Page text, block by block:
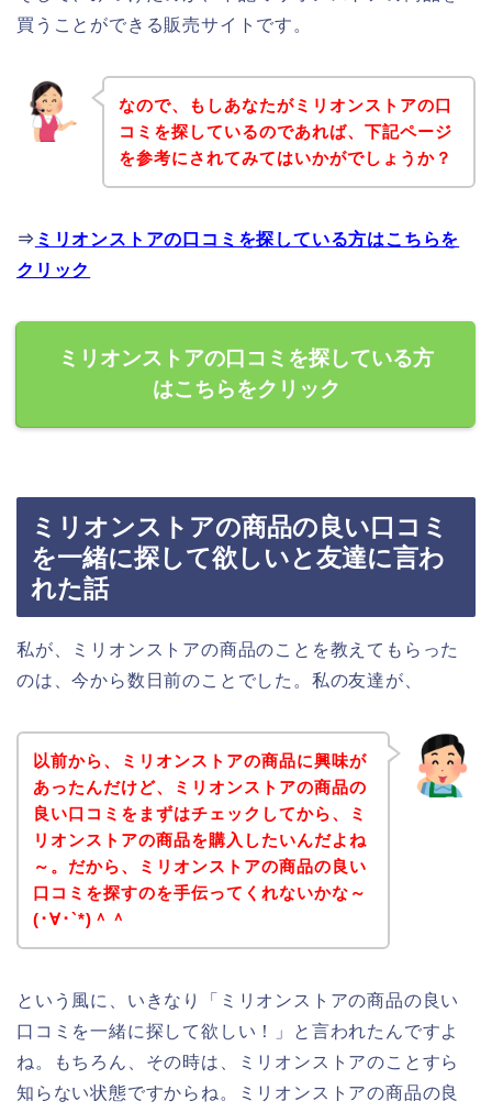
買うことができる販売サイトです。
なので、もしあなたがミリオンストアの口
コミを探しているのであれば、下記ページ
を参考にされてみてはいかがでしょうか？
⇒ ミリオンストアの口コミを探している方はこちらを
クリック
ミリオンストアの口コミを探している方
はこちらをクリック
ミリオンストアの商品の良い口コミ
を一緒に探して欲しいと友達に言わ
れた話
私が、ミリオンストアの商品のことを教えてもらった
のは、今から数日前のことでした。私の友達が、
以前から、ミリオンストアの商品に興味が
あったんだけど、ミリオンストアの商品の
良い口コミをまずはチェックしてから、ミ
リオンストアの商品を購入したいんだよね
～。だから、ミリオンストアの商品の良い
口コミを探すのを手伝ってくれないかな～
(･∀･`*)＾＾
という風に、いきなり「ミリオンストアの商品の良い
口コミを一緒に探して欲しい！」と言われたんですよ
ね。もちろん、その時は、ミリオンストアのことすら
知らない状態ですからね。ミリオンストアの商品の良